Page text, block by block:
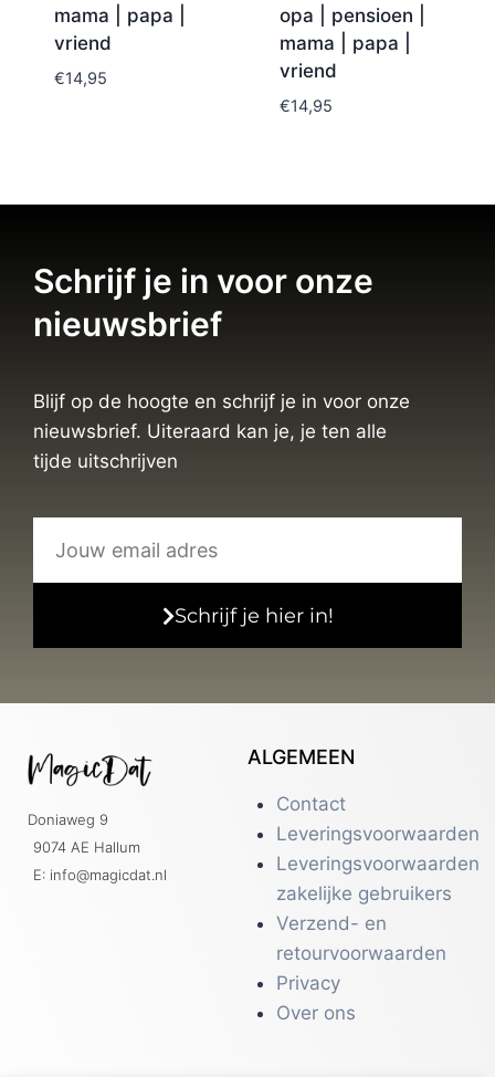
mama | papa |
vriend
€14,95
opa | pensioen |
mama | papa |
vriend
€14,95
Schrijf je in voor onze
nieuwsbrief
Blijf op de hoogte en schrijf je in voor onze
nieuwsbrief. Uiteraard kan je, je ten alle
tijde uitschrijven
Schrijf je hier in!
Doniaweg 9
9074 AE Hallum
E: info@magicdat.nl
ALGEMEEN
Contact
Leveringsvoorwaarden
Leveringsvoorwaarden
zakelijke gebruikers
Verzend- en
retourvoorwaarden
Privacy
Over ons